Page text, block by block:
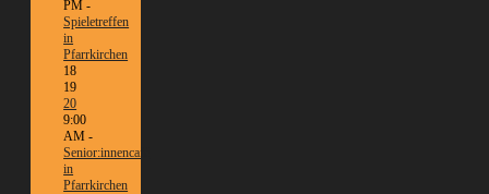
PM -
Spieletreffen
in
Pfarrkirchen
18
19
20
9:00
AM -
Senior:innencafé
in
Pfarrkirchen